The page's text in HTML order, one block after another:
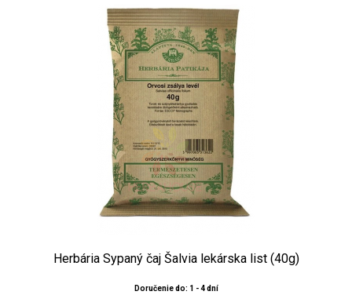
Herbária Sypaný čaj Šalvia lekárska list (40g)
Doručenie do: 1 - 4 dní